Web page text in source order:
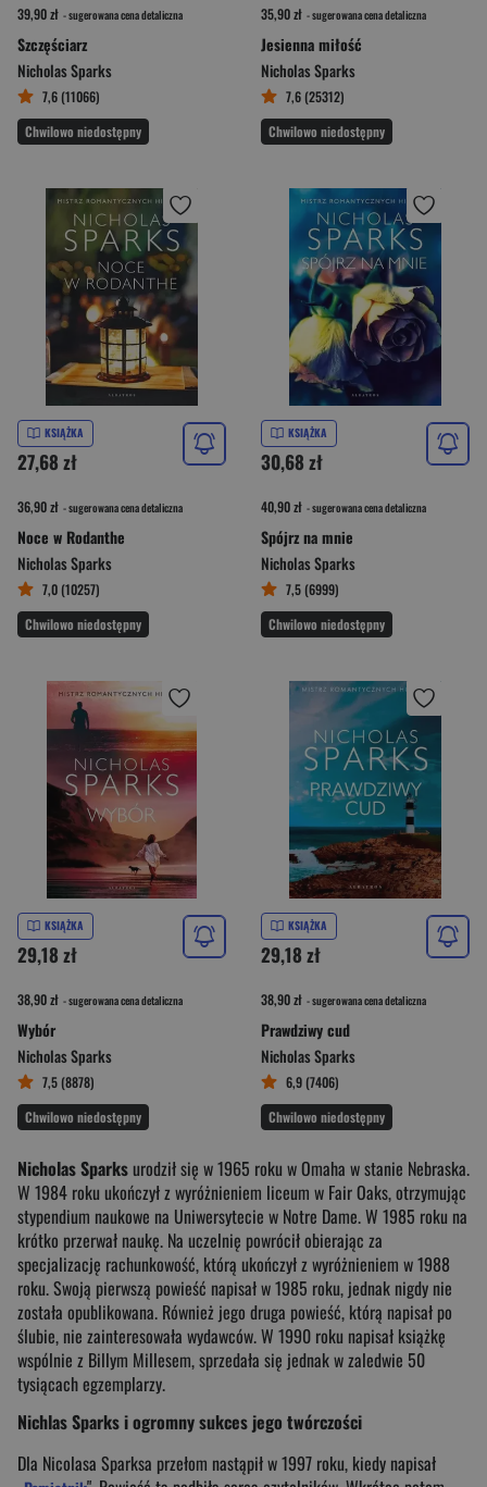
39,90 zł - sugerowana cena detaliczna
Szczęściarz
Nicholas Sparks
7,6 (11066)
Chwilowo niedostępny
35,90 zł - sugerowana cena detaliczna
Jesienna miłość
Nicholas Sparks
7,6 (25312)
Chwilowo niedostępny
KSIĄŻKA
27,68 zł
36,90 zł - sugerowana cena detaliczna
Noce w Rodanthe
Nicholas Sparks
7,0 (10257)
Chwilowo niedostępny
KSIĄŻKA
30,68 zł
40,90 zł - sugerowana cena detaliczna
Spójrz na mnie
Nicholas Sparks
7,5 (6999)
Chwilowo niedostępny
KSIĄŻKA
29,18 zł
38,90 zł - sugerowana cena detaliczna
Wybór
Nicholas Sparks
7,5 (8878)
Chwilowo niedostępny
KSIĄŻKA
29,18 zł
38,90 zł - sugerowana cena detaliczna
Prawdziwy cud
Nicholas Sparks
6,9 (7406)
Chwilowo niedostępny
Nicholas Sparksurodził się w 1965 roku w Omaha w stanie Nebraska.
W 1984 roku ukończył z wyróżnieniem liceum w Fair Oaks, otrzymując
stypendium naukowe na Uniwersytecie w Notre Dame. W 1985 roku na
krótko przerwał naukę. Na uczelnię powrócił obierając za
specjalizację rachunkowość, którą ukończył z wyróżnieniem w 1988
roku. Swoją pierwszą powieść napisał w 1985 roku, jednak nigdy nie
została opublikowana. Również jego druga powieść, którą napisał po
ślubie, nie zainteresowała wydawców. W 1990 roku napisał książkę
wspólnie z Billym Millesem, sprzedała się jednak w zaledwie 50
tysiącach egzemplarzy.
Nichlas Sparks i ogromny sukces jego twórczości
Dla Nicolasa Sparksa przełom nastąpił w 1997 roku, kiedy napisał